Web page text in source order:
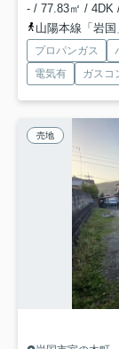
- / 77.83㎡ / 4DK
山陽本線「岩
プロパンガス
電気有
ガスコ
売地